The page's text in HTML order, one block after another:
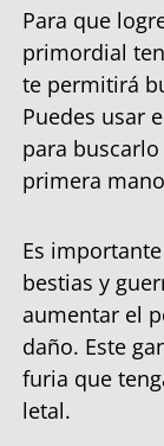
Para que
primordial
te permitirá
Puedes usar
para
primera
Es
bestias y
aumentar el
daño. Este
furia que
letal.